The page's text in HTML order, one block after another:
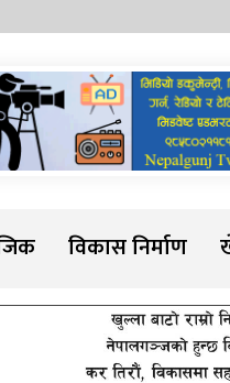
विकास निर्माण